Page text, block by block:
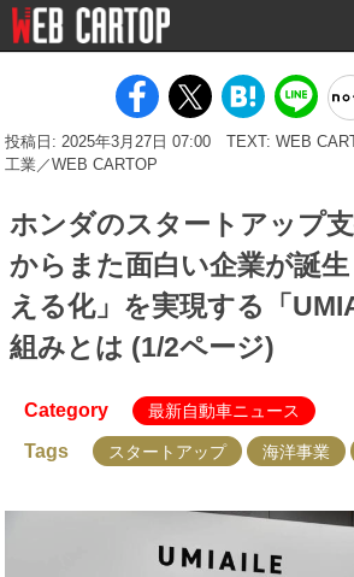
投稿日: 2025年3月27日 07:00 TEXT: WEB
工業／WEB CARTOP
ホンダのスタートアップ
からまた面白い企業が誕
える化」を実現する「
組みとは (1/2ページ)
Category 最新自動車ニュース
Tags スタートアップ 海洋事業